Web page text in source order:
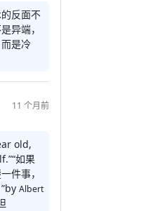
反面不
异端，
是冷
11 个月前
old,
“如果
件事，
by Albert